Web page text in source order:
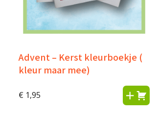
Advent – Kerst kleurboekje (
kleur maar mee)
€ 1,95